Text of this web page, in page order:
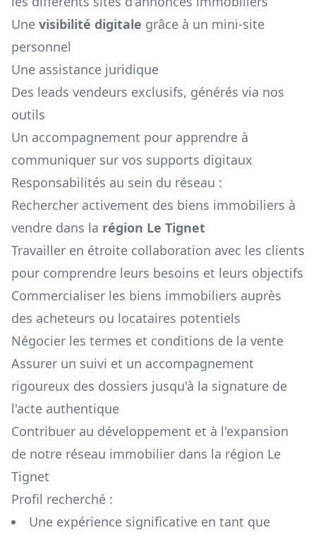
Une visibilité digitale grâce à un mini-site
personnel
Une assistance juridique
Des leads vendeurs exclusifs, générés via nos
outils
Un accompagnement pour apprendre à
communiquer sur vos supports digitaux
Responsabilités au sein du réseau :
Rechercher activement des biens immobiliers à
vendre dans la région Le Tignet
Travailler en étroite collaboration avec les clients
pour comprendre leurs besoins et leurs objectifs
Commercialiser les biens immobiliers auprès
des acheteurs ou locataires potentiels
Négocier les termes et conditions de la vente
Assurer un suivi et un accompagnement
rigoureux des dossiers jusqu'à la signature de
l'acte authentique
Contribuer au développement et à l'expansion
de notre réseau immobilier dans la région Le
Tignet
Profil recherché :
Une expérience significative en tant que